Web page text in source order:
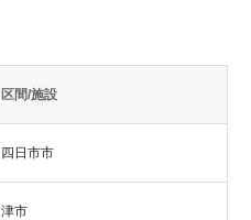
区間/施設
四日市市
津市